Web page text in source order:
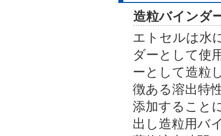
造粒バインダ
エトセルは水
ダーとして使
ーとして造粒
徴ある溶出特
添加すること
出し造粒用バ